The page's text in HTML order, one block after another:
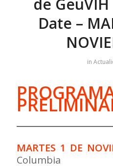
de
Date –
in
MARTES 1 DE
Columbia